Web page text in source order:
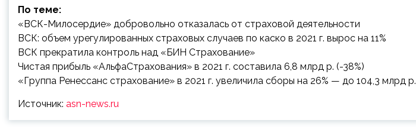
По теме:
«ВСК-Милосердие» добровольно отказалась от страховой деятельности
ВСК: объем урегулированных страховых случаев по каско в 2021 г. вырос на 11%
ВСК прекратила контроль над «БИН Страхование»
Чистая прибыль «АльфаСтрахования» в 2021 г. составила 6,8 млрд р. (-38%)
«Группа Ренессанс страхование» в 2021 г. увеличила сборы на 26% — до 104,3 млрд р.
Источник: asn-news.ru